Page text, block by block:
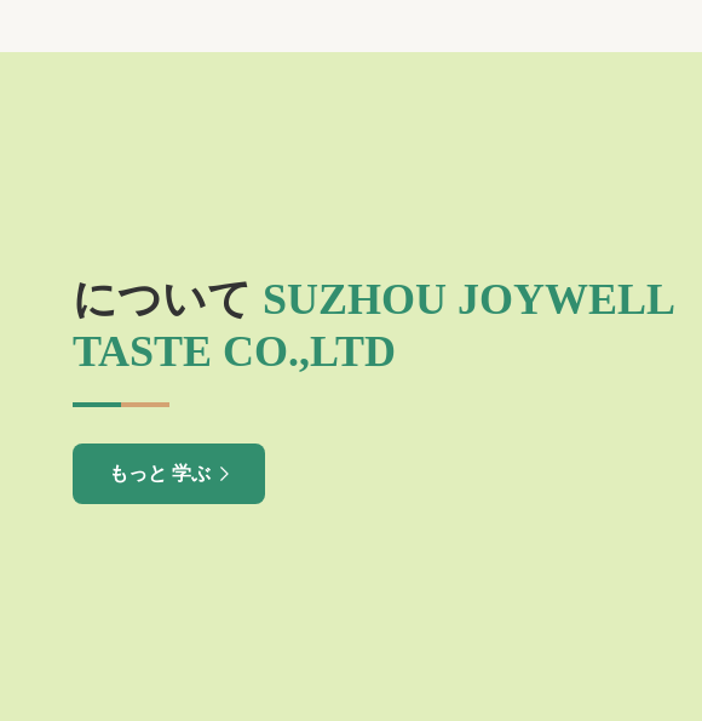
について SUZHOU JOYWELL
TASTE CO.,LTD
もっと 学ぶ